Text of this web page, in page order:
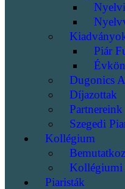
Piár
Dugonics
Díjazottak
Partnereink
Szegedi
Kollégium
Kollégiumi
Piaristák